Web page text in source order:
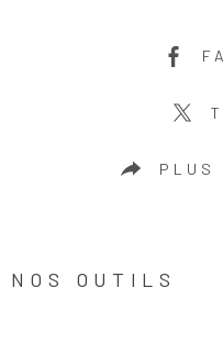
PLUS
NOS OUTILS